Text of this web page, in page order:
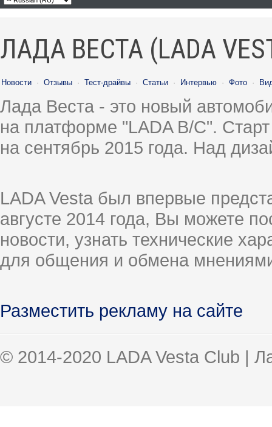
ЛАДА ВЕСТА (LADA
Новости · Отзывы · Тест-драйвы · Статьи · Интервью · Фото ·
Лада Веста - это новый
на платформе "LADA B/C".
на сентябрь 2015 года. Над
LADA Vesta был впервые
августе 2014 года, Вы можете
новости, узнать технические
для общения и обмена
Разместить рекламу на сайте
© 2014-2020 LADA Vesta Club |